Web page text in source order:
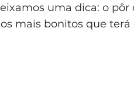
uma dica: o pôr
mais bonitos que terá